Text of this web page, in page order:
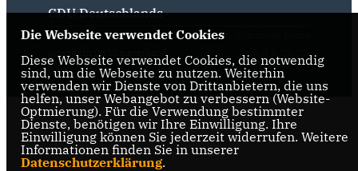
CDU Deutschlands
@2026 CDU Stadtverband
Attendorn im Kreisverband
Olpe
Alle Rechte vorbehalten.
Realisation: Sharkness Media
GmbH & Co. KG
Die Webseite verwendet Cookies
Diese Webseite verwendet Cookies, die notwendig
sind, um die Webseite zu nutzen. Weiterhin
verwenden wir Dienste von Drittanbietern, die uns
helfen, unser Webangebot zu verbessern (Website-
Optmierung). Für die Verwendung bestimmter
Dienste, benötigen wir Ihre Einwilligung. Ihre
Einwilligung können Sie jederzeit widerrufen. Weitere
Informationen finden Sie in unserer
Datenschutzerklärung.